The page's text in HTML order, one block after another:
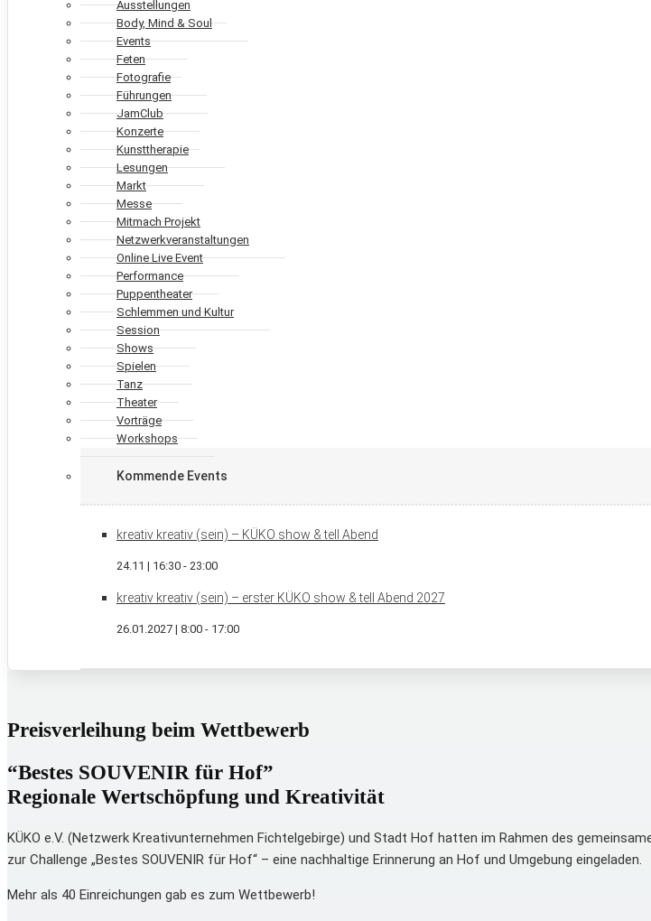
Ausstellungen
Body, Mind & Soul
Events
Feten
Fotografie
Führungen
JamClub
Konzerte
Kunsttherapie
Lesungen
Markt
Messe
Mitmach Projekt
Netzwerkveranstaltungen
Online Live Event
Performance
Puppentheater
Schlemmen und Kultur
Session
Shows
Spielen
Tanz
Theater
Vorträge
Workshops
Kommende Events
kreativ kreativ (sein) – KÜKO show & tell Abend
24.11 | 16:30 - 23:00
kreativ kreativ (sein) – erster KÜKO show & tell Abend 2027
26.01.2027 | 8:00 - 17:00
Preisverleihung beim Wettbewerb
“Bestes SOUVENIR für Hof”
Regionale Wertschöpfung und Kreativität
KÜKO e.V. (Netzwerk Kreativunternehmen Fichtelgebirge) und Stadt Hof hatten im Rahmen des
zur Challenge „Bestes SOUVENIR für Hof“ – eine nachhaltige Erinnerung an Hof und Umgebung eingeladen.
Mehr als 40 Einreichungen gab es zum Wettbewerb!